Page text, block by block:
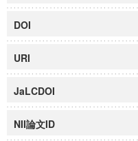
DOI
URI
JaLCDOI
NII論文ID